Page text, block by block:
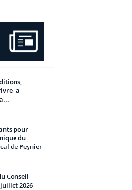
la
pour
du
de Peynier
Conseil
2026